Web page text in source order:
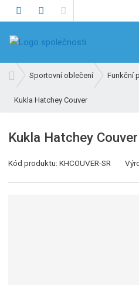
v
o
í
t
Sportovní oblečení Funkční
Kukla Hatchey Couver
Kukla Hatchey Couver
Kód produktu:KHCOUVER-SR